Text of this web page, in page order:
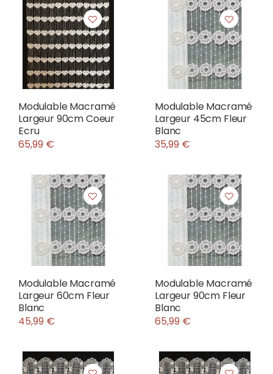
Modulable Macramé
Largeur 90cm Coeur
Ecru
65,99 €
Modulable Macramé
Largeur 45cm Fleur
Blanc
35,99 €
Modulable Macramé
Largeur 60cm Fleur
Blanc
45,99 €
Modulable Macramé
Largeur 90cm Fleur
Blanc
65,99 €